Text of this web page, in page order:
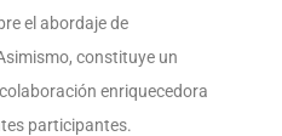
el abordaje de
constituye un
enriquecedora
participantes.